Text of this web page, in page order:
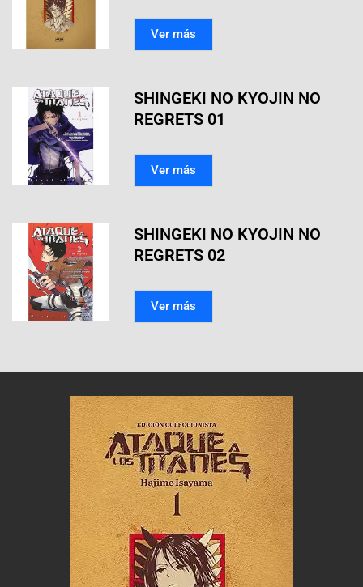
Ver más
SHINGEKI NO KYOJIN NO
REGRETS 01
Ver más
SHINGEKI NO KYOJIN NO
REGRETS 02
Ver más